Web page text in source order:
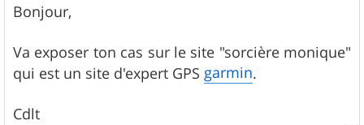
s
s
g
e
Bonjour,
Va exposer ton cas sur le site "sorcière monique"
qui est un site d'expert GPS garmin.
Cdlt